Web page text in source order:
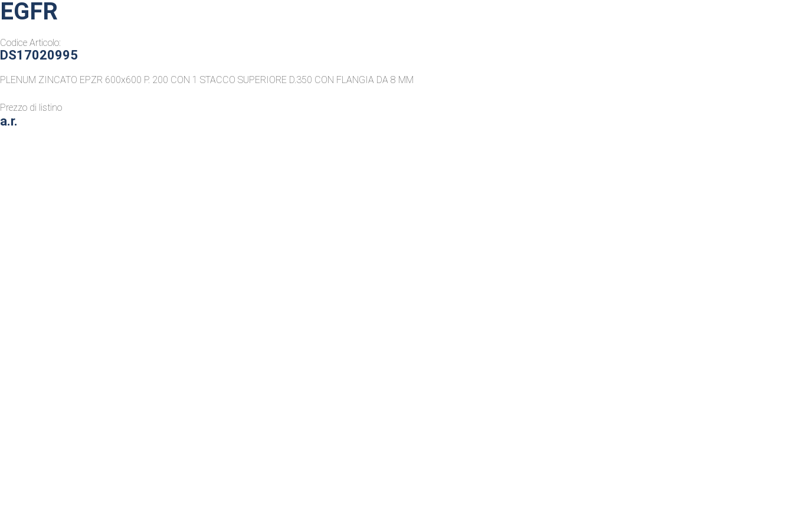
EGFR
Codice Articolo:
DS17020995
PLENUM ZINCATO EPZR 600x600 P. 200 CON 1 STACCO SUPERIORE D.350 CON FLANGIA DA 8 MM
Prezzo di listino
a.r.